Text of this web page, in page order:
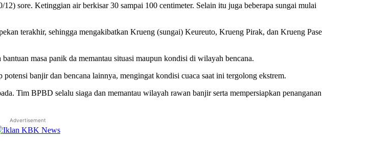
sore. Ketinggian air berkisar 30 sampai 100 centimeter. Selain itu juga beberapa sungai mulai
terakhir, sehingga mengakibatkan Krueng (sungai) Keureuto, Krueng Pirak, dan Krueng Pase
masa panik da memantau situasi maupun kondisi di wilayah bencana.
banjir dan bencana lainnya, mengingat kondisi cuaca saat ini tergolong ekstrem.
Tim BPBD selalu siaga dan memantau wilayah rawan banjir serta mempersiapkan penanganan
Advertisement